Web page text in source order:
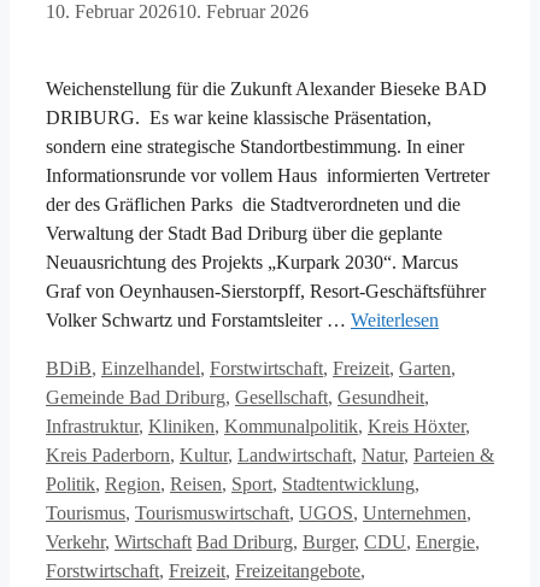
10. Februar 202610. Februar 2026
Weichenstellung für die Zukunft Alexander Bieseke BAD
DRIBURG. Es war keine klassische Präsentation,
sondern eine strategische Standortbestimmung. In einer
Informationsrunde vor vollem Haus informierten Vertreter
der des Gräflichen Parks die Stadtverordneten und die
Verwaltung der Stadt Bad Driburg über die geplante
Neuausrichtung des Projekts „Kurpark 2030“. Marcus
Graf von Oeynhausen-Sierstorpff, Resort-Geschäftsführer
Volker Schwartz und Forstamtsleiter … Weiterlesen
Kategorien
BDiB, Einzelhandel, Forstwirtschaft, Freizeit, Garten,
Gemeinde Bad Driburg, Gesellschaft, Gesundheit,
Infrastruktur, Kliniken, Kommunalpolitik, Kreis Höxter,
Kreis Paderborn, Kultur, Landwirtschaft, Natur, Parteien &
Politik, Region, Reisen, Sport, Stadtentwicklung,
Tourismus, Tourismuswirtschaft, UGOS, Unternehmen,
Verkehr, Wirtschaft Schlagwörter
Bad Driburg, Burger, CDU, Energie,
Forstwirtschaft, Freizeit, Freizeitangebote,